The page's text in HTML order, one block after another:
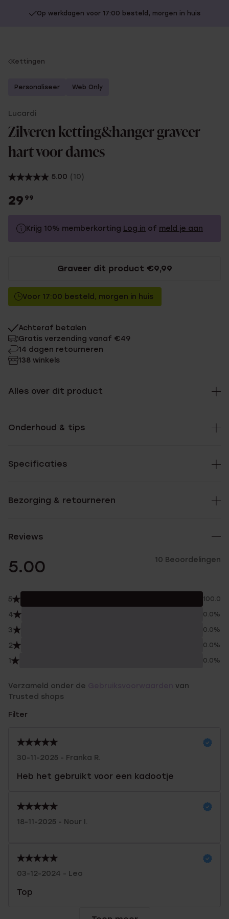
Op werkdagen voor 17:00 besteld, morgen in huis
You
here:
Kettingen
Personaliseer Web Only
Lucardi
Zilveren ketting&hanger graveer
hart voor dames
5.00 (10)
29 99
Krijg 10% memberkorting Log in of meld je aan
Met memberkortingGraveer dit product €9,99
Voor 17:00 besteld, morgen in huis
Achteraf betalen
Gratis verzending vanaf €49
14 dagen retourneren
138 winkels
Alles over dit product
Onderhoud & tips
Specificaties
Bezorging & retourneren
Reviews
5.00 10 Beoordelingen
5 100.0%
4 0.0%
3 0.0%
2 0.0%
1 0.0%
Verzameld onder de
van
Trusted shops
Filter
30-11-2025 - Franka R.
Heb het gebruikt voor een kadootje
18-11-2025 - Nour I.
03-12-2024 - Leo
Top